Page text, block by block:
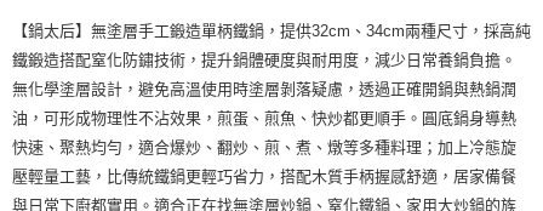
【鍋太后】無塗層手工鍛造單柄鐵鍋，提供32cm、34cm兩種尺寸，採高純
鐵鍛造搭配窒化防鏽技術，提升鍋體硬度與耐用度，減少日常養鍋負擔。
無化學塗層設計，避免高溫使用時塗層剝落疑慮，透過正確開鍋與熱鍋潤
油，可形成物理性不沾效果，煎蛋、煎魚、快炒都更順手。圓底鍋身導熱
快速、聚熱均勻，適合爆炒、翻炒、煎、煮、燉等多種料理；加上冷態旋
壓輕量工藝，比傳統鐵鍋更輕巧省力，搭配木質手柄握感舒適，居家備餐
與日常下廚都實用。適合正在找無塗層炒鍋、窒化鐵鍋、家用大炒鍋的族